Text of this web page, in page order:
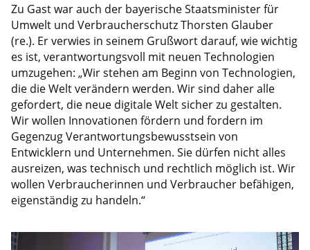
Zu Gast war auch der bayerische Staatsminister für
Umwelt und Verbraucherschutz Thorsten Glauber
(re.). Er verwies in seinem Grußwort darauf, wie wichtig
es ist, verantwortungsvoll mit neuen Technologien
umzugehen: „Wir stehen am Beginn von Technologien,
die die Welt verändern werden. Wir sind daher alle
gefordert, die neue digitale Welt sicher zu gestalten.
Wir wollen Innovationen fördern und fordern im
Gegenzug Verantwortungsbewusstsein von
Entwicklern und Unternehmen. Sie dürfen nicht alles
ausreizen, was technisch und rechtlich möglich ist. Wir
wollen Verbraucherinnen und Verbraucher befähigen,
eigenständig zu handeln.“